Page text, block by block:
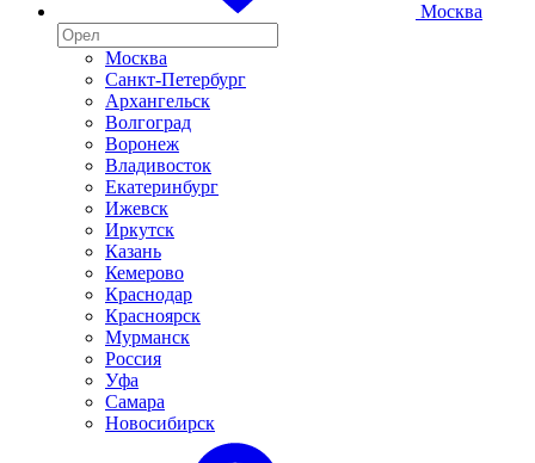
Москва
Москва
Санкт-Петербург
Архангельск
Волгоград
Воронеж
Владивосток
Екатеринбург
Ижевск
Иркутск
Казань
Кемерово
Краснодар
Красноярск
Мурманск
Россия
Уфа
Самара
Новосибирск